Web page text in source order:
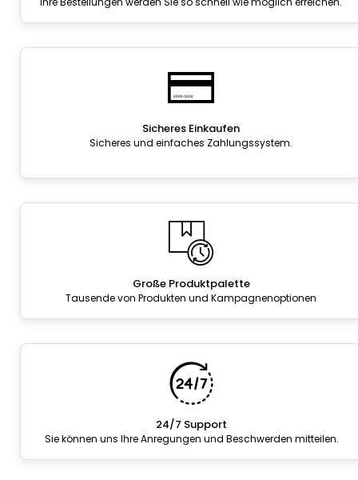
Sicheres Einkaufen
Sicheres und einfaches Zahlungssystem.
Große Produktpalette
Tausende von Produkten und Kampagnenoptionen
24/7 Support
Sie können uns Ihre Anregungen und Beschwerden mitteilen.